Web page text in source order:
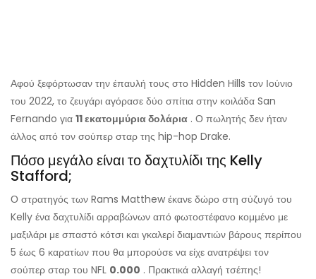
Αφού ξεφόρτωσαν την έπαυλή τους στο Hidden Hills τον Ιούνιο
του 2022, το ζευγάρι αγόρασε δύο σπίτια στην κοιλάδα San
Fernando για 11 εκατομμύρια δολάρια . Ο πωλητής δεν ήταν
άλλος από τον σούπερ σταρ της hip-hop Drake.
Πόσο μεγάλο είναι το δαχτυλίδι της Kelly
Stafford;
Ο στρατηγός των Rams Matthew έκανε δώρο στη σύζυγό του
Kelly ένα δαχτυλίδι αρραβώνων από φωτοστέφανο κομμένο με
μαξιλάρι με σπαστό κότσι και γκαλερί διαμαντιών βάρους περίπου
5 έως 6 καρατίων που θα μπορούσε να είχε ανατρέψει τον
σούπερ σταρ του NFL 0.000 . Πρακτικά αλλαγή τσέπης!